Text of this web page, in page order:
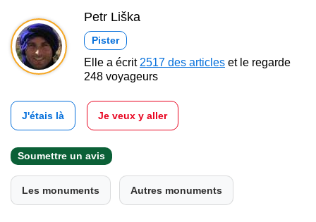
Petr Liška
Pister
Elle a écrit 2517 des articles et le regarde
248 voyageurs
J'étais là Je veux y aller
Soumettre un avis
Les monuments Autres monuments